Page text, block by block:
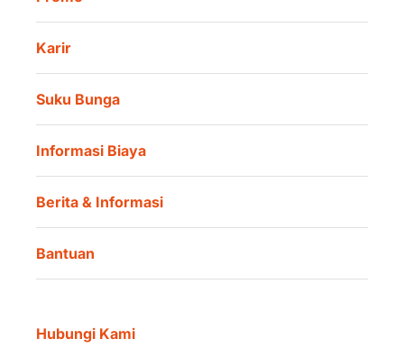
Karir
Suku Bunga
Informasi Biaya
Berita & Informasi
Bantuan
Hubungi Kami